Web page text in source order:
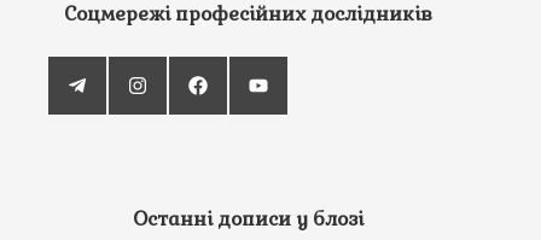
Соцмережі професійних дослідників
Останні дописи у блозі